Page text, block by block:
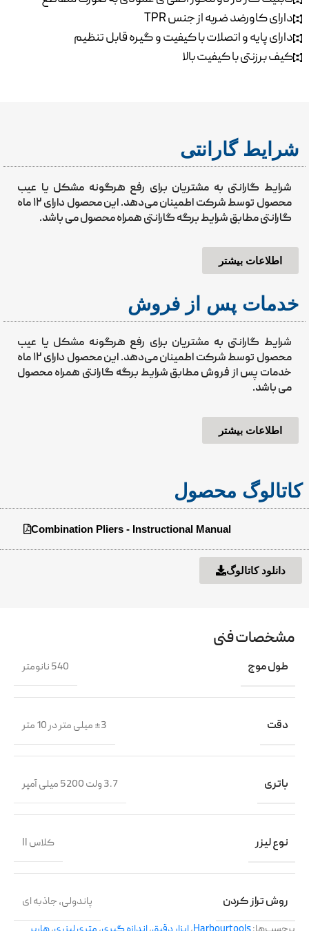
دارای کاورضد ضربه از جنس TPR
دارای پایه و اتصلات با کیفیت و گیره قابل تنظیم
کیف برزنتی با کیفیت بالا
شرایط گارانتی
شرایط گارانتی به مشتریان برای رفع هرگونه مشکل یا عیب
محصول توسط شرکت اطمینان می‌دهد. این محصول دارای ۱۲ ماه
گارانتی مطابق شرایط برگه گارانتی همراه محصول می باشد.
اطلاعات بیشتر
خدمات پس از فروش
شرایط گارانتی به مشتریان برای رفع هرگونه مشکل یا عیب
محصول توسط شرکت اطمینان می‌دهد. این محصول دارای ۱۲ ماه
خدمات پس از فروش مطابق شرایط برگه گارانتی همراه محصول
می باشد.
اطلاعات بیشتر
کاتالوگ محصول
Combination Pliers - Instructional Manual
دانلود کاتالوگ
مشخصات فنی
طول موج 540 نانومتر
دقت ±3 میلی متر در 10 متر
باتری 3.7 ولت 5200 میلی آمپر
نوع لیزر کلاس II
روش تراز کردن
پاندولی، جاذبه ای